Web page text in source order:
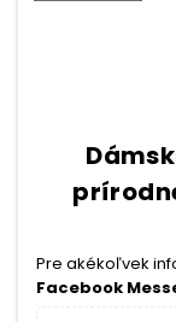
Pre akékoľvek
Facebook